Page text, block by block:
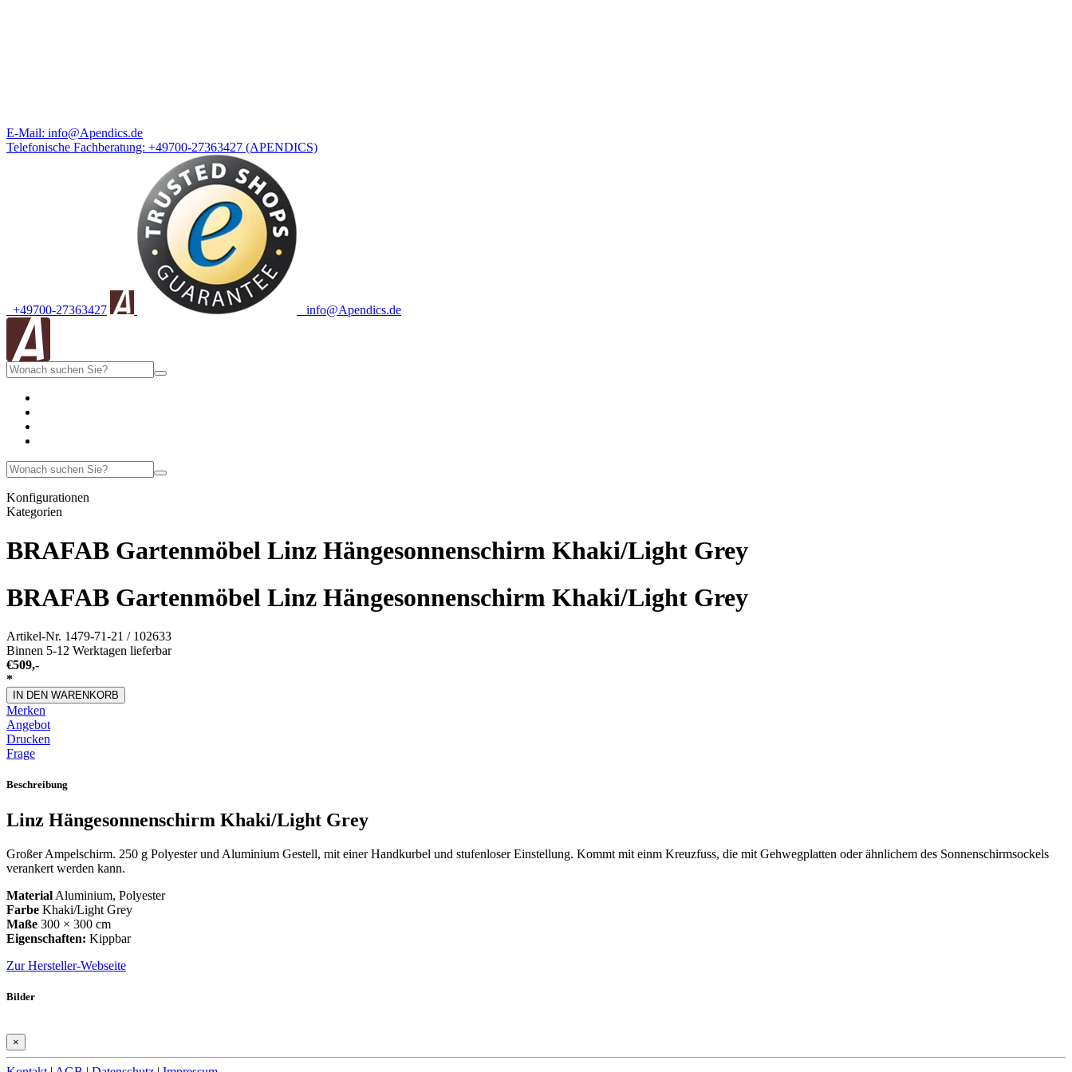
E-Mail: info@Apendics.de
Telefonische Fachberatung: +49700-27363427 (APENDICS)
+49700-27363427 info@Apendics.de
Konfigurationen
Kategorien
BRAFAB Gartenmöbel Linz Hängesonnenschirm Khaki/Light Grey
BRAFAB Gartenmöbel Linz Hängesonnenschirm Khaki/Light Grey
Artikel-Nr. 1479-71-21 / 102633
Binnen 5-12 Werktagen lieferbar
€509,-
*
IN DEN WARENKORB
Merken
Angebot
Drucken
Frage
Beschreibung
Linz Hängesonnenschirm Khaki/Light Grey
Großer Ampelschirm. 250 g Polyester und Aluminium Gestell, mit einer Handkurbel und stufenloser Einstellung. Kommt mit einm Kreuzfuss, die mit Gehwegplatten oder ähnlichem des Sonnenschirmsockels
verankert werden kann.
Material Aluminium, Polyester
Farbe Khaki/Light Grey
Maße 300 × 300 cm
Eigenschaften: Kippbar
Zur Hersteller-Webseite
Bilder
×